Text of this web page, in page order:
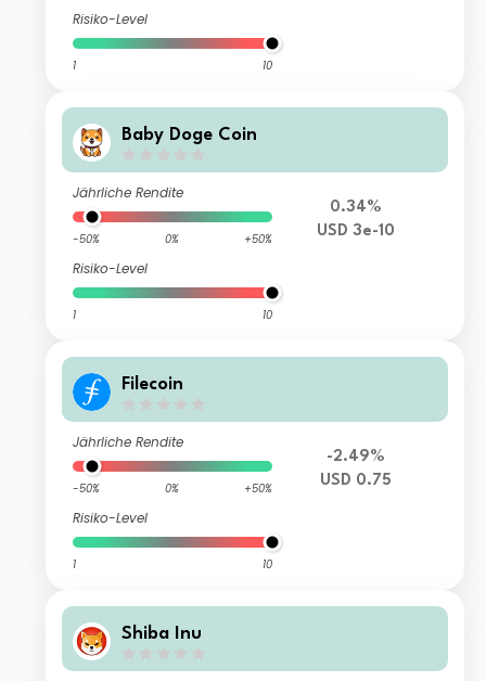
Risiko-Level
1 10
Baby Doge Coin
Jährliche Rendite
-50% 0% +50%
Risiko-Level
1 10
0.34%
USD 3e-10
Filecoin
Jährliche Rendite
-50% 0% +50%
Risiko-Level
1 10
-2.49%
USD 0.75
Shiba Inu